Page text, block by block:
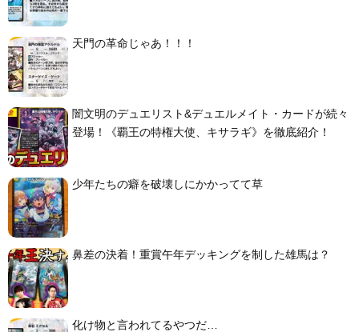
天門の革命じゃあ！！！
闇文明のデュエリスト&デュエルメイト・カードが続々
登場！《覇王の特権大使、キサラギ》を徹底紹介！
少年たちの癖を破壊しにかかってて草
鼻差の決着！重賞午年デッキングを制した雄馬は？
化け物と言われてるやつだ…